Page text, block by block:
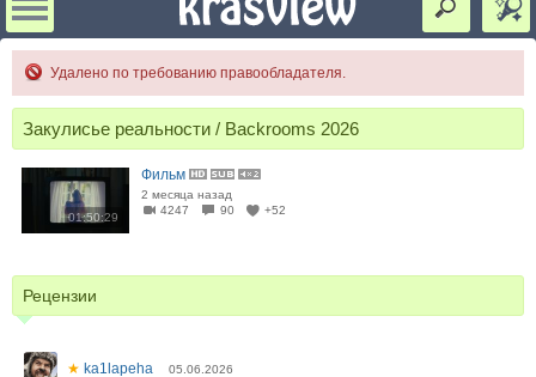
Удалено по требованию правообладателя.
Закулисье реальности / Backrooms 2026
01:50:29
Фильм
2 месяца назад
4247
90 +52
Рецензии
★ ka1lapeha 05.06.2026